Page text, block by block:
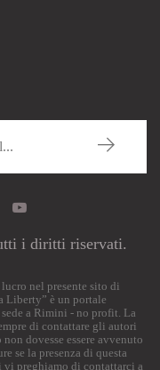
i diritti riservati.
nel presente sito di
Liberty” è un portale
a Rimini - no profit. La
di contattare gli autori
dovesse essere avvenuto
se la presenza di questa
preghiamo di contattarci a